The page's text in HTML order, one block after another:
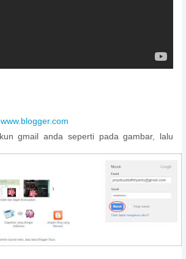
www.blogger.com
gmail anda seperti pada gambar, lalu